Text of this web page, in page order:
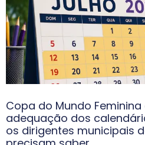
Copa do Mundo
adequação dos
os dirigentes municipais